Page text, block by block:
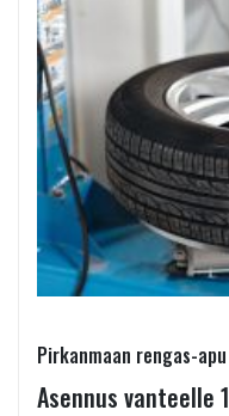
Pirkanmaan rengas-apu
Asennus